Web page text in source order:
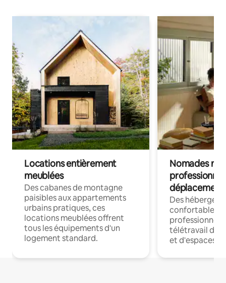
Locations entièrement
meublées
Des cabanes de montagne
paisibles aux appartements
urbains pratiques, ces
locations meublées offrent
tous les équipements d'un
logement standard.
Nomades
déplacement
Des
confortables
professionnels
télétravail
et d'espaces